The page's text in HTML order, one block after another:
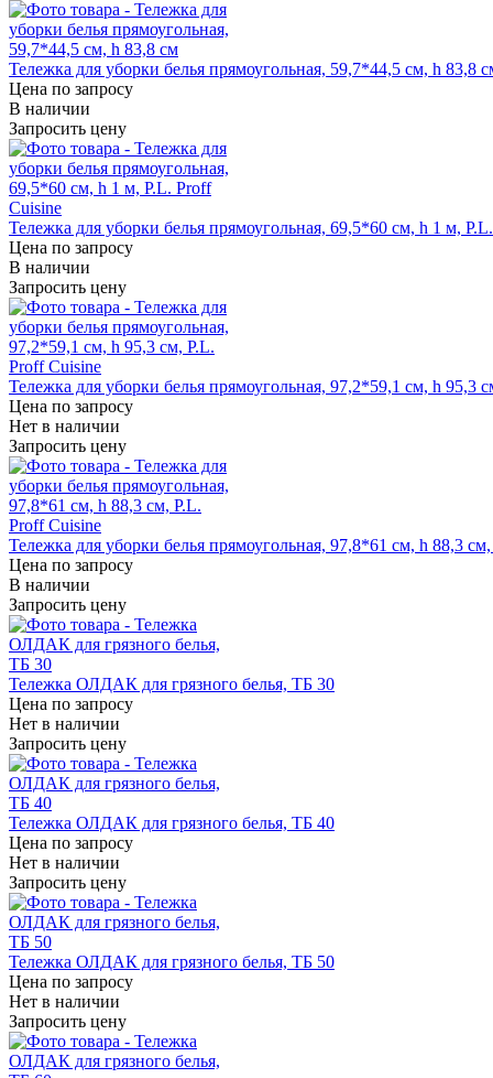
Тележка для уборки белья прямоугольная, 59,7*44,5 см, h 83,8
Цена по запросу
В наличии
Запросить цену
Тележка для уборки белья прямоугольная, 69,5*60 см, h 1 м,
Цена по запросу
В наличии
Запросить цену
Тележка для уборки белья прямоугольная, 97,2*59,1 см, h 95,3
Цена по запросу
Нет в наличии
Запросить цену
Тележка для уборки белья прямоугольная, 97,8*61 см, h 88,3
Цена по запросу
В наличии
Запросить цену
Тележка ОЛДАК для грязного белья, ТБ 30
Цена по запросу
Нет в наличии
Запросить цену
Тележка ОЛДАК для грязного белья, ТБ 40
Цена по запросу
Нет в наличии
Запросить цену
Тележка ОЛДАК для грязного белья, ТБ 50
Цена по запросу
Нет в наличии
Запросить цену